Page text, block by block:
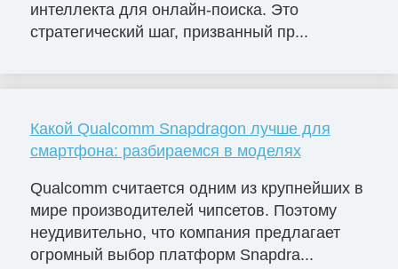
интеллекта для онлайн-поиска. Это
стратегический шаг, призванный пр...
Какой Qualcomm Snapdragon лучше для
смартфона: разбираемся в моделях
Qualcomm считается одним из крупнейших в
мире производителей чипсетов. Поэтому
неудивительно, что компания предлагает
огромный выбор платформ Snapdra...